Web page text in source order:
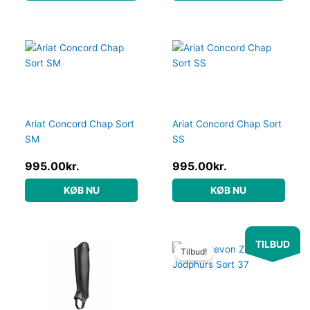
Ariat Concord Chap Sort
SM
995.00kr.
KØB NU
Ariat Concord Chap Sort
SS
995.00kr.
KØB NU
TILBUD
Tilbud!
Den
oprindelige
pris
Den
aktuelle
pris